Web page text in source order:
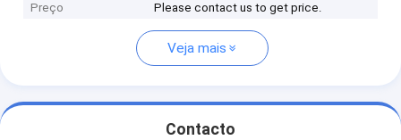
Preço
Please contact us to get price.
Veja mais
Contacto